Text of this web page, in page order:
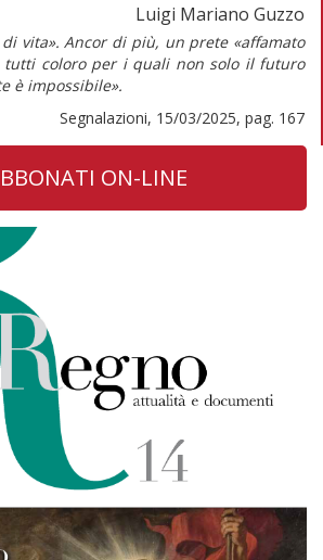
Luigi Mariano Guzzo
vita». Ancor di più, un prete «affamato
tutti coloro per i quali non solo il futuro
è impossibile».
Segnalazioni, 15/03/2025, pag. 167
ON-LINE